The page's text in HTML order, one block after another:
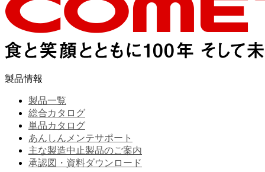
製品情報
製品一覧
総合カタログ
単品カタログ
あんしんメンテサポート
主な製造中止製品のご案内
承認図・資料ダウンロード